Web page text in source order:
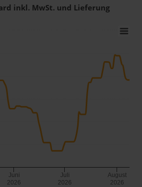
inkl. MwSt. und Lieferung
Juni
2026
Juli
2026
August
2026